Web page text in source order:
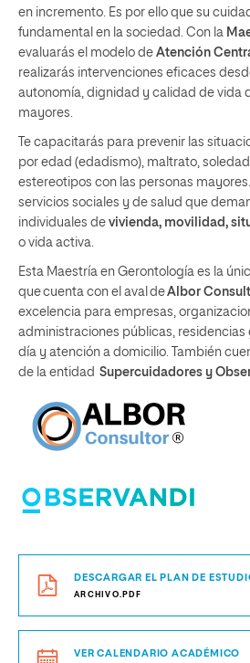
en incremento. Es por ello que su
fundamental en la sociedad. Con la
evaluarás el modelo de Atención
realizarás intervenciones eficaces
autonomía, dignidad y calidad de vida
mayores.
Te capacitarás para prevenir las
por edad (edadismo), maltrato,
estereotipos con las personas
servicios sociales y de salud que
individuales de vivienda, movilidad,
o vida activa.
Esta Maestría en Gerontología es la
que cuenta con el aval deAlbor
excelencia para empresas,
administraciones públicas,
día y atención a domicilio. También
de la entidad Supercuidadores y
DESCARGAR EL PLAN DE
ARCHIVO.PDF
VER CALENDARIO ACADÉMICO